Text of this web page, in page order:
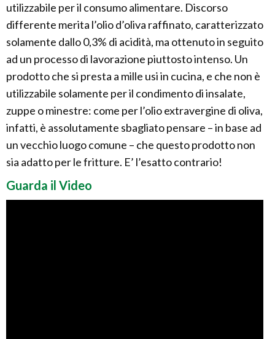
utilizzabile per il consumo alimentare. Discorso
differente merita l’olio d’oliva raffinato, caratterizzato
solamente dallo 0,3% di acidità, ma ottenuto in seguito
ad un processo di lavorazione piuttosto intenso. Un
prodotto che si presta a mille usi in cucina, e che non è
utilizzabile solamente per il condimento di insalate,
zuppe o minestre: come per l’olio extravergine di oliva,
infatti, è assolutamente sbagliato pensare – in base ad
un vecchio luogo comune – che questo prodotto non
sia adatto per le fritture. E’ l’esatto contrario!
Guarda il Video